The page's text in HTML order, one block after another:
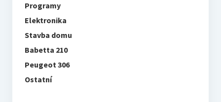
Programy
Elektronika
Stavba domu
Babetta 210
Peugeot 306
Ostatní